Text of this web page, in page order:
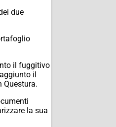
due
il fuggitivo
il
Questura.
la sua